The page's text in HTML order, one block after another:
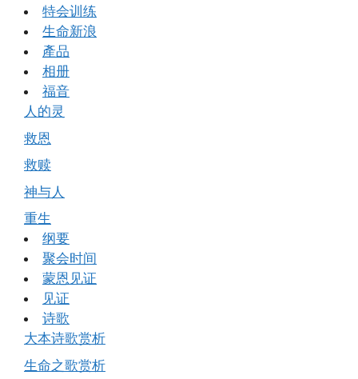
特会训练
生命新浪
產品
相册
福音
人的灵
救恩
救赎
神与人
重生
纲要
聚会时间
蒙恩见证
见证
诗歌
大本诗歌赏析
生命之歌赏析